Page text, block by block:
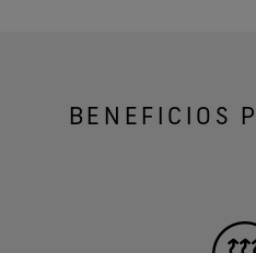
BENEFICIOS